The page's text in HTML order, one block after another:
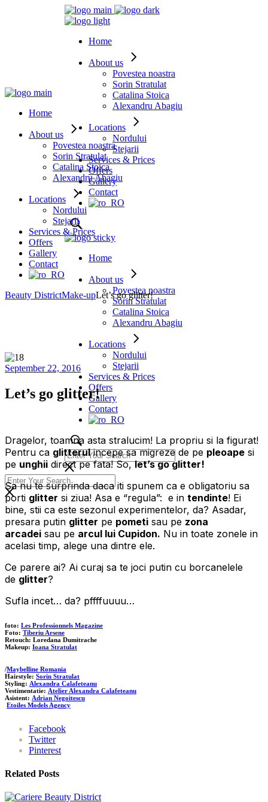
Home
About us
Povestea noastra
Sorin Stratulat
Catalina Stoica
Alexandru Abagiu
Locations
Nordului
Stejarii
Services & Prices
Offers
Gallery
Contact
Home
About us
Povestea noastra
Sorin Stratulat
Catalina Stoica
Alexandru Abagiu
Locations
Nordului
Stejarii
Services & Prices
Offers
Gallery
Contact
Home
About us
Povestea noastra
Sorin Stratulat
Catalina Stoica
Alexandru Abagiu
Locations
Nordului
Stejarii
Services & Prices
Offers
Gallery
Contact
Beauty DistrictMake-upLet’s go glitter!
September 22, 2016
Let’s go glitter!
Dragelor, toamna asta stralucim! La propriu si la figurat!
Pentru ca glitterulincepe sa migreze de pe pleoape si
pe unghii direct pe fata! So,let’s go glitter!
Sa nu te surprinda daca iti spunem ca e obligatoriu sa
porti glitter si ziua! Asa e “regula”: e in tendinte! Ei
bine, stii ca este sezonul experimentelor, da? Asadar,
presara putin glitter pe pometi sau pe zona
arcadei sau pe arcul lui Cupidon. Nu in toate zonele in
acelasi timp, alege una dintre ele.
Ce parere ai? Ai curaj sa te joci putin cu borcanelele
de glitter?
Sufla incet… da? pffffuuuu…
foto: Les Professionnels Magazine
Foto: Tiberiu Arsene
Retouch: Loredana Dumitrache
Makeup: Ioana Stratulat
/Maybelline Romania
Hairstyle: Sorin Stratulat
Styling: Alexandra Calafeteanu
Vestimentatie: Atelier Alexandra Calafeteanu
Asistent: Adrian Negoitescu
Etoiles Models Agency
Facebook
Twitter
Pinterest
Related Posts